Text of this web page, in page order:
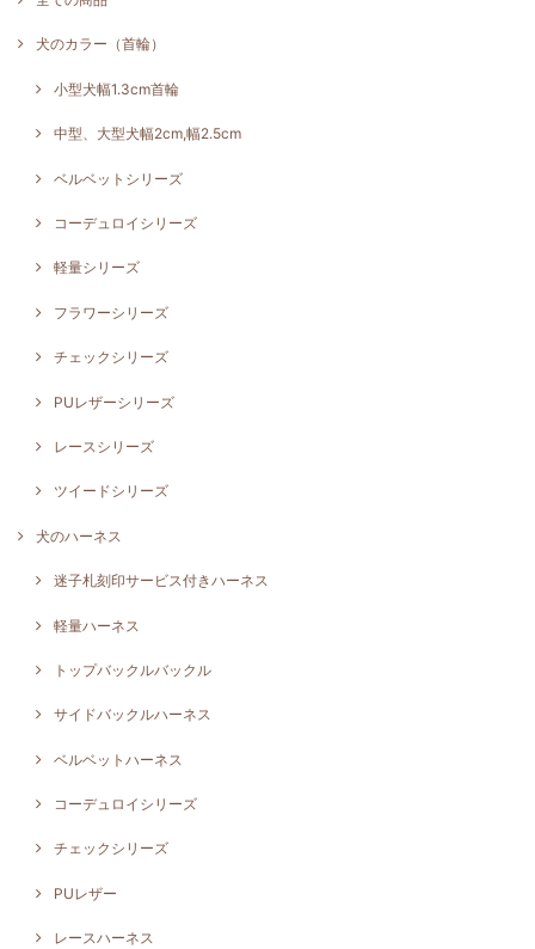
犬のカラー（首輪）
小型犬幅1.3cm首輪
中型、大型犬幅2cm,幅2.5cm
ベルベットシリーズ
コーデュロイシリーズ
軽量シリーズ
フラワーシリーズ
チェックシリーズ
PUレザーシリーズ
レースシリーズ
ツイードシリーズ
犬のハーネス
迷子札刻印サービス付きハーネス
軽量ハーネス
トップバックルバックル
サイドバックルハーネス
ベルベットハーネス
コーデュロイシリーズ
チェックシリーズ
PUレザー
レースハーネス